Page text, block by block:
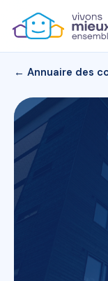
← Annuaire des